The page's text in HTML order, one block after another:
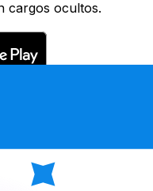
cargos ocultos.